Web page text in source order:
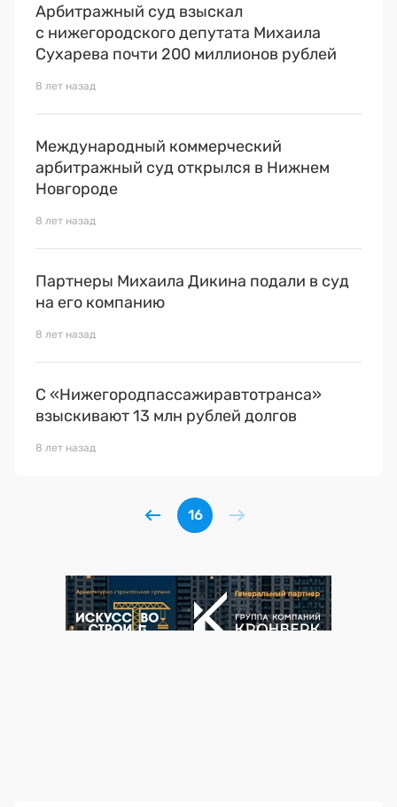
Арбитражный суд взыскал
с нижегородского депутата Михаила
Сухарева почти 200 миллионов рублей
8 лет назад
Международный коммерческий
арбитражный суд открылся в Нижнем
Новгороде
8 лет назад
Партнеры Михаила Дикина подали в суд
на его компанию
8 лет назад
С «Нижегородпассажиравтотранса»
взыскивают 13 млн рублей долгов
8 лет назад
16